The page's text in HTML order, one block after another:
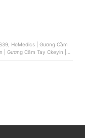
HoMedics | Gương Cầm
| Gương Cầm Tay Ckeyin |